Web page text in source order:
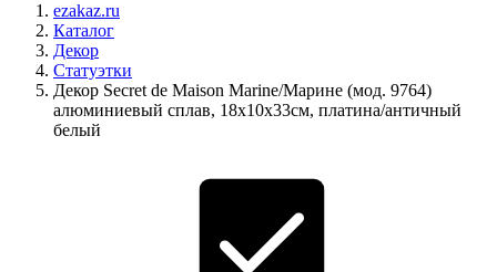
ezakaz.ru
Каталог
Декор
Статуэтки
Декор Secret de Maison Marine/Марине (мод. 9764)
алюминиевый сплав, 18х10х33см, платина/античный
белый